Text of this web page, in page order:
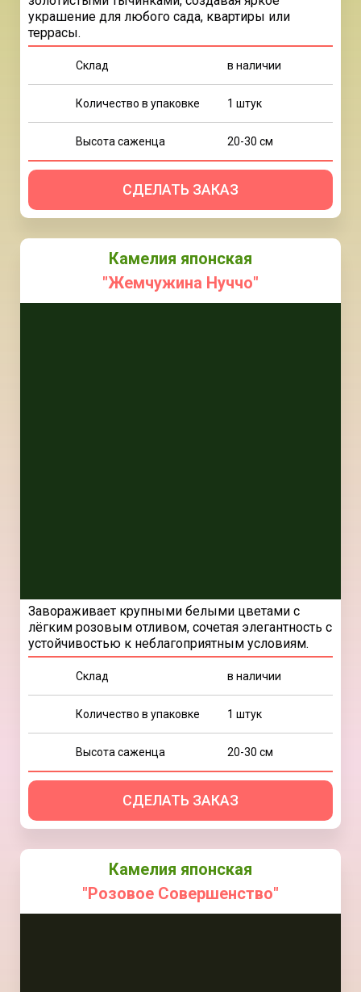
украшение для любого сада, квартиры или
террасы.
Склад в наличии
Количество в упаковке 1 штук
Высота саженца 20-30 см
СДЕЛАТЬ ЗАКАЗ
Камелия японская
"Жемчужина Нуччо"
Завораживает крупными белыми цветами с
лёгким розовым отливом, сочетая элегантность с
устойчивостью к неблагоприятным условиям.
Склад в наличии
Количество в упаковке 1 штук
Высота саженца 20-30 см
СДЕЛАТЬ ЗАКАЗ
Камелия японская
"Розовое Совершенство"